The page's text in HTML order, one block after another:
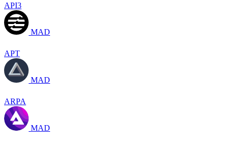
API3
MAD
APT
MAD
ARPA
MAD